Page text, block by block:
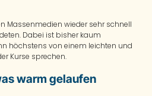
Massenmedien wieder sehr schnell
Dabei ist bisher kaum
höchstens von einem leichten und
Kurse sprechen.
warm gelaufen